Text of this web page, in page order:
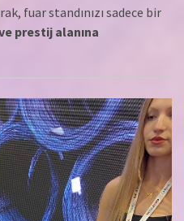
fuar standınızı sadece bir
prestij alanına